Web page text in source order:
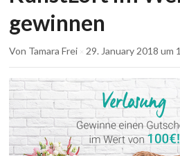
gewinnen
Von Tamara Frei 29. January 2018 um